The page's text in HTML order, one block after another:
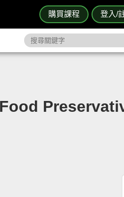
購買課程 登入/